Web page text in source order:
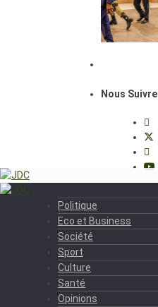
Nous Suivre
Politique
Eco et Business
Société
Sport
Culture
Santé
Opinions